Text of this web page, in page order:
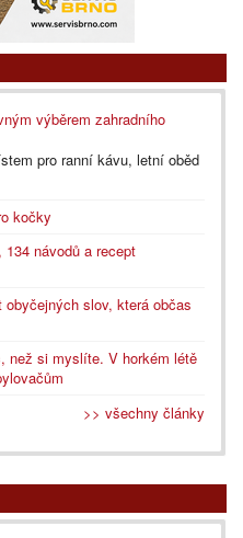
výběrem zahradního
pro ranní kávu, letní oběd
kočky
návodů a recept
slov, která občas
než si myslíte. V horkém létě
>> všechny články